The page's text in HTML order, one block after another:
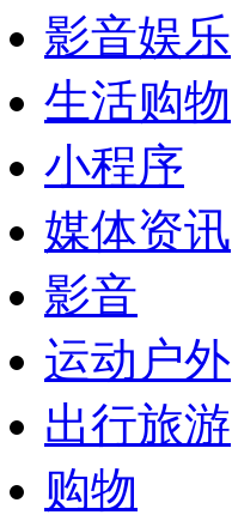
影音娱乐
生活购物
小程序
媒体资讯
影音
运动户外
出行旅游
购物